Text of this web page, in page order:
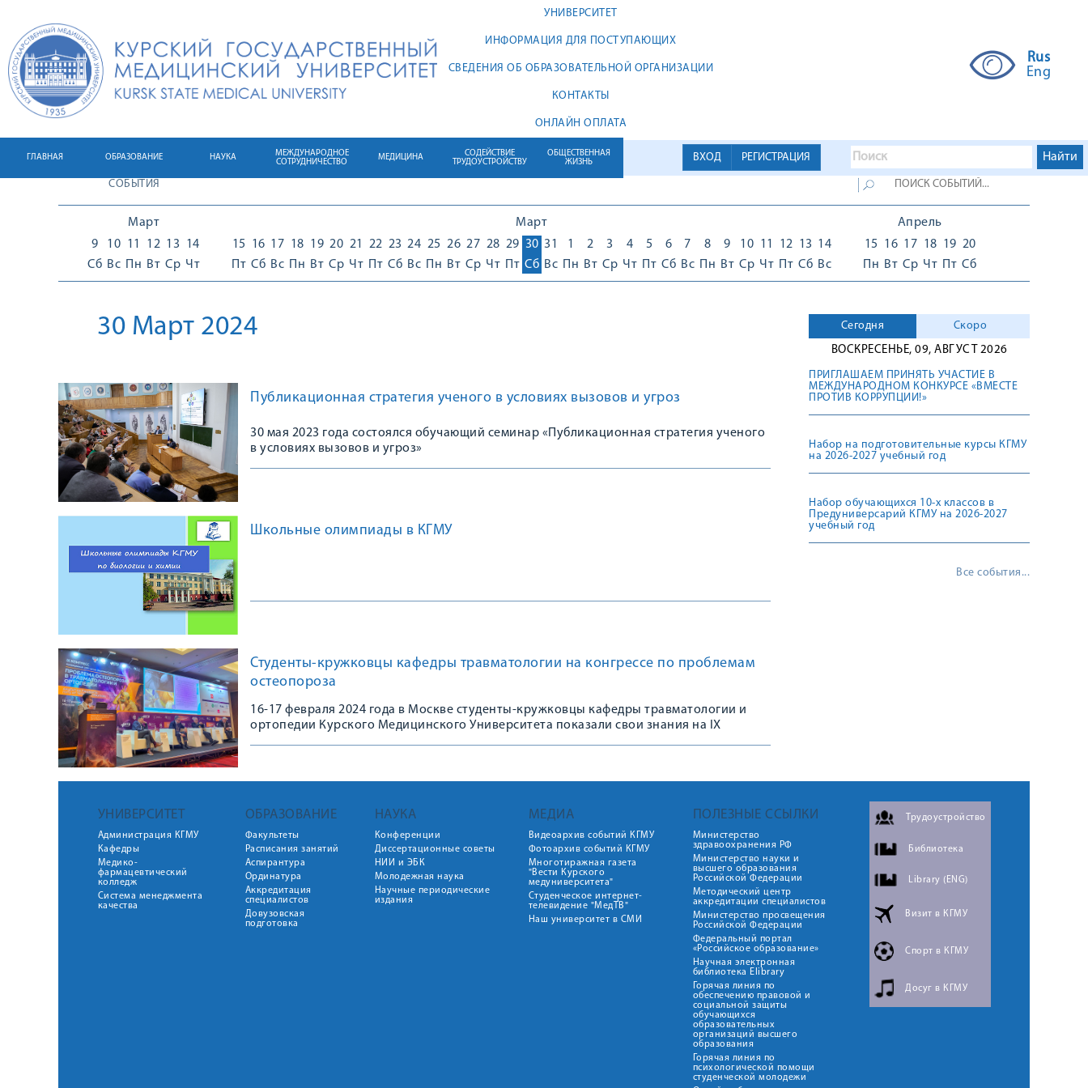
УНИВЕРСИТЕТ
ИНФОРМАЦИЯ ДЛЯ ПОСТУПАЮЩИХ
СВЕДЕНИЯ ОБ ОБРАЗОВАТЕЛЬНОЙ ОРГАНИЗАЦИИ
КОНТАКТЫ
ОНЛАЙН ОПЛАТА
Rus
Eng
ВХОД РЕГИСТРАЦИЯ
ГЛАВНАЯ ОБРАЗОВАНИЕ НАУКА
МЕЖДУНАРОДНОЕ
СОТРУДНИЧЕСТВО
МЕДИЦИНА
СОДЕЙСТВИЕ
ТРУДОУСТРОЙСТВУ
ОБЩЕСТВЕННАЯ
ЖИЗНЬ
СОБЫТИЯ
Март
9
Сб
10
Вс
11
Пн
12
Вт
13
Ср
14
Чт
Март
15
Пт
16
Сб
17
Вс
18
Пн
19
Вт
20
Ср
21
Чт
22
Пт
23
Сб
24
Вс
25
Пн
26
Вт
27
Ср
28
Чт
29
Пт
30
Сб
31
Вс
1
Пн
2
Вт
3
Ср
4
Чт
5
Пт
6
Сб
7
Вс
8
Пн
9
Вт
10
Ср
11
Чт
12
Пт
13
Сб
14
Вс
Апрель
15
Пн
16
Вт
17
Ср
18
Чт
19
Пт
20
Сб
30 Март 2024
Публикационная стратегия ученого в условиях вызовов и угроз
30 мая 2023 года состоялся обучающий семинар «Публикационная стратегия ученого
в условиях вызовов и угроз»
Школьные олимпиады в КГМУ
Студенты-кружковцы кафедры травматологии на конгрессе по проблемам
остеопороза
16-17 февраля 2024 года в Москве студенты-кружковцы кафедры травматологии и
ортопедии Курского Медицинского Университета показали свои знания на IX
Сегодня
Скоро
ВОСКРЕСЕНЬЕ, 09, АВГУСТ 2026
ПРИГЛАШАЕМ ПРИНЯТЬ УЧАСТИЕ В
МЕЖДУНАРОДНОМ КОНКУРСЕ «ВМЕСТЕ
ПРОТИВ КОРРУПЦИИ!»
Набор на подготовительные курсы КГМУ
на 2026-2027 учебный год
Набор обучающихся 10-х классов в
Предуниверсарий КГМУ на 2026-2027
учебный год
Все события...
УНИВЕРСИТЕТ
Администрация КГМУ
Кафедры
Медико-
фармацевтический
колледж
Система менеджмента
качества
ОБРАЗОВАНИЕ
Факультеты
Расписания занятий
Аспирантура
Ординатура
Аккредитация
специалистов
Довузовская
подготовка
НАУКА
Конференции
Диссертационные советы
НИИ и ЭБК
Молодежная наука
Научные периодические
издания
МЕДИА
Видеоархив событий КГМУ
Фотоархив событий КГМУ
Многотиражная газета
"Вести Курского
медуниверситета"
Студенческое интернет-
телевидение "МедТВ"
Наш университет в СМИ
ПОЛЕЗНЫЕ ССЫЛКИ
Министерство
здравоохранения РФ
Министерство науки и
высшего образования
Российской Федерации
Методический центр
аккредитации специалистов
Министерство просвещения
Российской Федерации
Федеральный портал
«Российское образование»
Научная электронная
библиотека Elibrary
Горячая линия по
обеспечению правовой и
социальной защиты
обучающихся
образовательных
организаций высшего
образования
Горячая линия по
психологической помощи
студенческой молодежи
Трудоустройство
Библиотека
Library (ENG)
Визит в КГМУ
Спорт в КГМУ
Досуг в КГМУ